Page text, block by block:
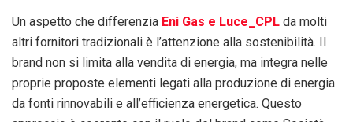
Un aspetto che differenzia Eni Gas e Luce_CPL da molti
altri fornitori tradizionali è l’attenzione alla sostenibilità. Il
brand non si limita alla vendita di energia, ma integra nelle
proprie proposte elementi legati alla produzione di energia
da fonti rinnovabili e all’efficienza energetica. Questo